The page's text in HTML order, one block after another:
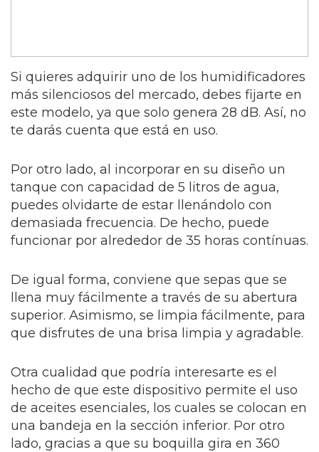
Si quieres adquirir uno de los humidificadores
más silenciosos del mercado, debes fijarte en
este modelo, ya que solo genera 28 dB. Así, no
te darás cuenta que está en uso.
Por otro lado, al incorporar en su diseño un
tanque con capacidad de 5 litros de agua,
puedes olvidarte de estar llenándolo con
demasiada frecuencia. De hecho, puede
funcionar por alrededor de 35 horas contínuas.
De igual forma, conviene que sepas que se
llena muy fácilmente a través de su abertura
superior. Asimismo, se limpia fácilmente, para
que disfrutes de una brisa limpia y agradable.
Otra cualidad que podría interesarte es el
hecho de que este dispositivo permite el uso
de aceites esenciales, los cuales se colocan en
una bandeja en la sección inferior. Por otro
lado, gracias a que su boquilla gira en 360